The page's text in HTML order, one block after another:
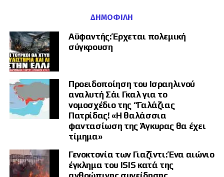
ΔΗΜΟΦΙΛΉ
Αϋφαντής: Έρχεται πολεμική
σύγκρουση
Προειδοποίηση του Ισραηλινού
αναλυτή Σάι Γκαλ για το
νομοσχέδιο της “Γαλάζιας
Πατρίδας! «Η θαλάσσια
φαντασίωση της Άγκυρας θα έχει
τίμημα»
Γενοκτονία των Γιαζίντι: Ένα αιώνιο
έγκλημα του ISIS κατά της